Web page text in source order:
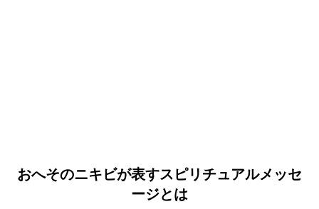
おへそのニキビが表すスピリチュアルメッセ
ージとは